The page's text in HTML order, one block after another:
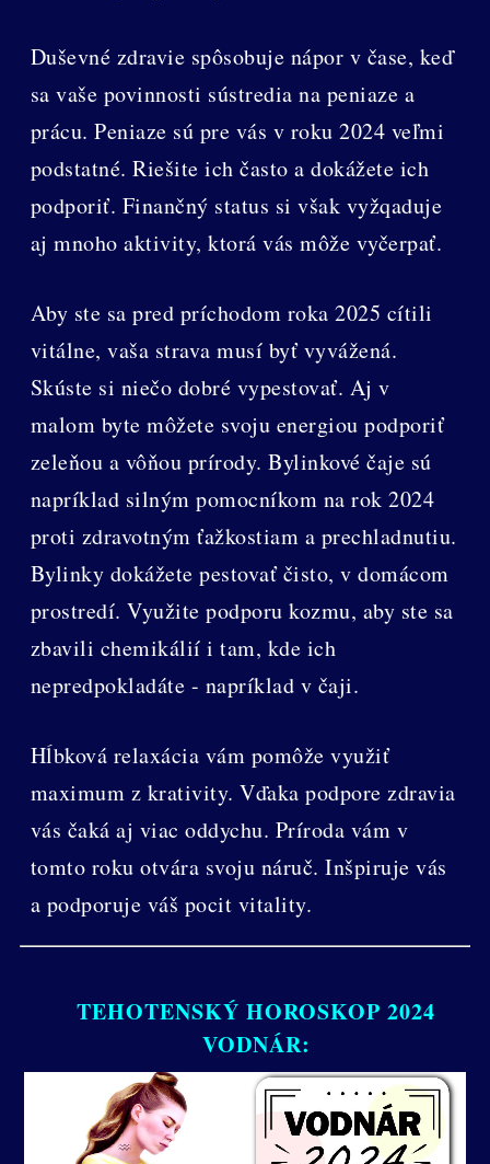
Duševné zdravie spôsobuje nápor v čase, keď
sa vaše povinnosti sústredia na peniaze a
prácu. Peniaze sú pre vás v roku 2024 veľmi
podstatné. Riešite ich často a dokážete ich
podporiť. Finančný status si však vyžqaduje
aj mnoho aktivity, ktorá vás môže vyčerpať.
Aby ste sa pred príchodom roka 2025 cítili
vitálne, vaša strava musí byť vyvážená.
Skúste si niečo dobré vypestovať. Aj v
malom byte môžete svoju energiou podporiť
zeleňou a vôňou prírody. Bylinkové čaje sú
napríklad silným pomocníkom na rok 2024
proti zdravotným ťažkostiam a prechladnutiu.
Bylinky dokážete pestovať čisto, v domácom
prostredí. Využite podporu kozmu, aby ste sa
zbavili chemikálií i tam, kde ich
nepredpokladáte - napríklad v čaji.
Hĺbková relaxácia vám pomôže využiť
maximum z krativity. Vďaka podpore zdravia
vás čaká aj viac oddychu. Príroda vám v
tomto roku otvára svoju náruč. Inšpiruje vás
a podporuje váš pocit vitality.
TEHOTENSKÝ HOROSKOP 2024
VODNÁR: